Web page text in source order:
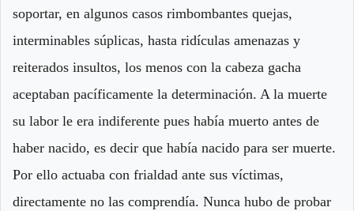
soportar, en algunos casos rimbombantes quejas,
interminables súplicas, hasta ridículas amenazas y
reiterados insultos, los menos con la cabeza gacha
aceptaban pacíficamente la determinación. A la muerte
su labor le era indiferente pues había muerto antes de
haber nacido, es decir que había nacido para ser muerte.
Por ello actuaba con frialdad ante sus víctimas,
directamente no las comprendía. Nunca hubo de probar